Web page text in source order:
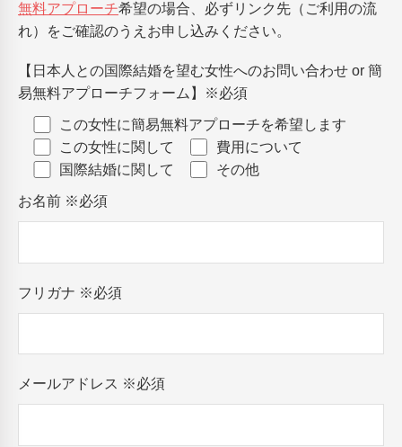
無料アプローチ希望の場合、必ずリンク先（ご利用の流
れ）をご確認のうえお申し込みください。
【日本人との国際結婚を望む女性へのお問い合わせ or 簡
易無料アプローチフォーム】
※必須
この女性に簡易無料アプローチを希望します
この女性に関して
費用について
国際結婚に関して
その他
お名前 ※必須
フリガナ ※必須
メールアドレス ※必須